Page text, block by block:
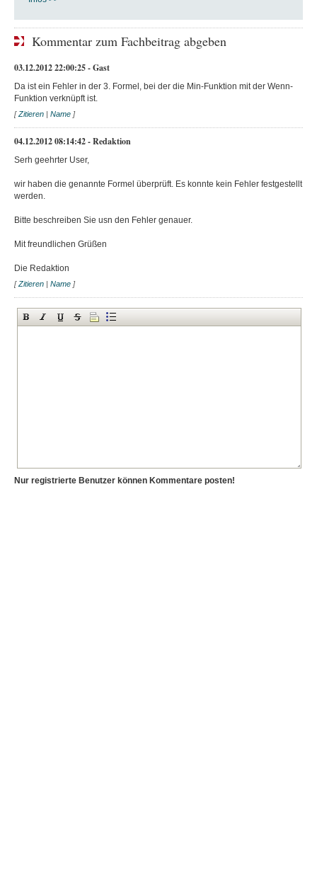
Kommentar zum Fachbeitrag abgeben
03.12.2012 22:00:25 - Gast
Da ist ein Fehler in der 3. Formel, bei der die Min-Funktion mit der Wenn-
Funktion verknüpft ist.
[Zitieren | Name ]
04.12.2012 08:14:42 - Redaktion
Serh geehrter User,
wir haben die genannte Formel überprüft. Es konnte kein Fehler festgestellt
werden.
Bitte beschreiben Sie usn den Fehler genauer.
Mit freundlichen Grüßen
Die Redaktion
[Zitieren | Name ]
Nur registrierte Benutzer können Kommentare posten!